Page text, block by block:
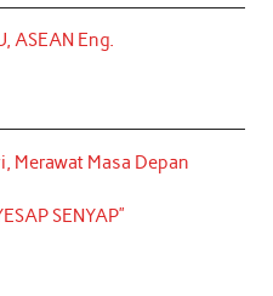
ASEAN Eng.
Merawat Masa Depan
SENYAP”